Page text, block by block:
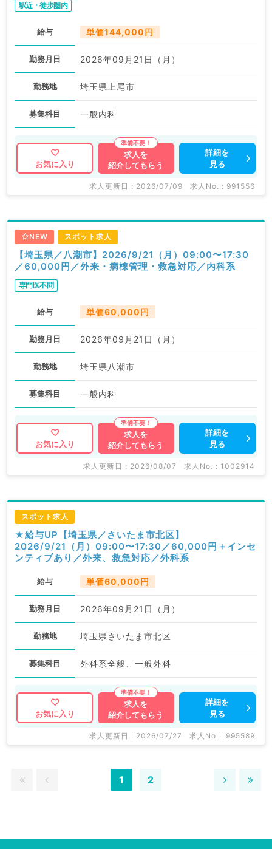
駅近・徒歩圏内
給与 単価144,000円
勤務月日 2026年09月21日（月）
勤務地 埼玉県上尾市
募集科目 一般内科
お気に入り
求人を
紹介してもらう
詳細を
見る
求人更新日 : 2026/07/09 求人No. : 991556
NEW スポット求人
【埼玉県／八潮市】2026/9/21（月）09:00〜17:30
／60,000円／外来・病棟管理・救急対応／内科系
専門医不問
給与 単価60,000円
勤務月日 2026年09月21日（月）
勤務地 埼玉県八潮市
募集科目 一般内科
お気に入り
求人を
紹介してもらう
詳細を
見る
求人更新日 : 2026/08/07 求人No. : 1002914
スポット求人
★給与UP【埼玉県／さいたま市北区】
2026/9/21（月）09:00〜17:30／60,000円＋インセ
ンティブあり／外来、救急対応／外科系
給与 単価60,000円
勤務月日 2026年09月21日（月）
勤務地 埼玉県さいたま市北区
募集科目 外科系全般、一般外科
お気に入り
求人を
紹介してもらう
詳細を
見る
求人更新日 : 2026/07/27 求人No. : 995589
1 2